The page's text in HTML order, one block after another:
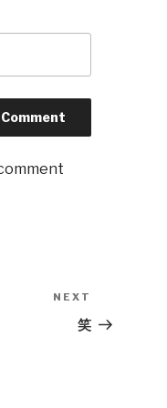
Post
NEXT
笑